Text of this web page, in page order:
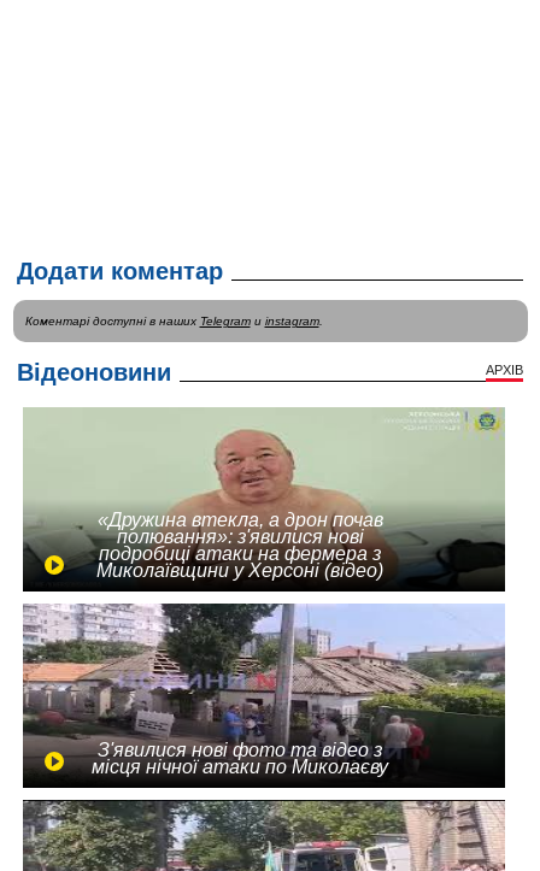
Додати коментар
Коментарі доступні в наших Telegramи instagram.
Відеоновини АРХІВ
«Дружина втекла, а дрон почав
полювання»: з'явилися нові
подробиці атаки на фермера з
Миколаївщини у Херсоні (відео)
З'явилися нові фото та відео з
місця нічної атаки по Миколаєву